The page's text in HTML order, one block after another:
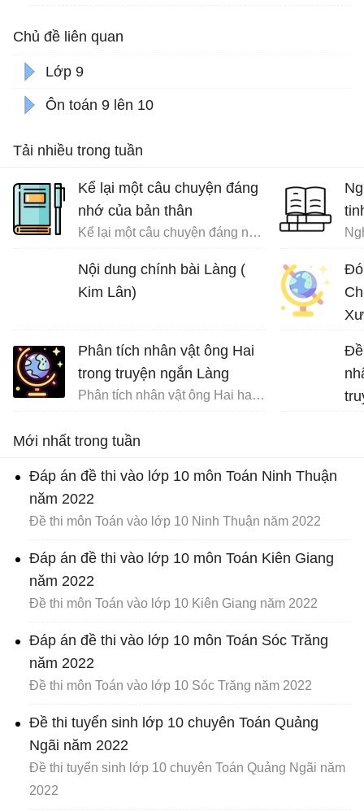
Chủ đề liên quan
Lớp 9
Ôn toán 9 lên 10
Tải nhiều trong tuần
Kể lại một câu chuyện đáng
nhớ của bản thân
Kể lại một câu chuyện đáng nhớ của bản thân trong đó có sử dụng các yếu tố nghị luận và miêu tả nội tâm
Nội dung chính bài Làng (
Kim Lân)
Phân tích nhân vật ông Hai
trong truyện ngắn Làng
Phân tích nhân vật ông Hai hay nhất
Đề
Mới nhất trong tuần
Đáp án đề thi vào lớp 10 môn Toán Ninh Thuận
năm 2022
Đề thi môn Toán vào lớp 10 Ninh Thuận năm 2022
Đáp án đề thi vào lớp 10 môn Toán Kiên Giang
năm 2022
Đề thi môn Toán vào lớp 10 Kiên Giang năm 2022
Đáp án đề thi vào lớp 10 môn Toán Sóc Trăng
năm 2022
Đề thi môn Toán vào lớp 10 Sóc Trăng năm 2022
Đề thi tuyển sinh lớp 10 chuyên Toán Quảng
Ngãi năm 2022
Đề thi tuyển sinh lớp 10 chuyên Toán Quảng Ngãi năm
2022